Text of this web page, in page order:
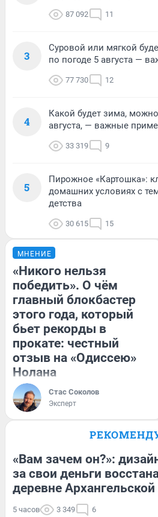
87 092 11
3
Суровой или мягкой
по погоде 5 августа —
77 730 12
4
Какой будет зима,
августа, — важные
33 319 9
5
Пирожное «Картошка»:
домашних условиях с
детства
30 615 15
МНЕНИЕ
«Никого нельзя
победить». О чём
главный блокбастер
этого года, который
бьет рекорды в
прокате: честный
отзыв на «Одиссею»
Нолана
Стас Соколов
Эксперт
«Вам зачем он?»:
за свои деньги
деревне Архангельской
5 часов 3 349 6